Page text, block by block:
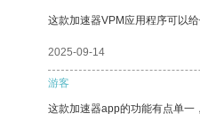
这款加速器VPM应用程序可以
2025-09-14
游客
这款加速器app的功能有点单一